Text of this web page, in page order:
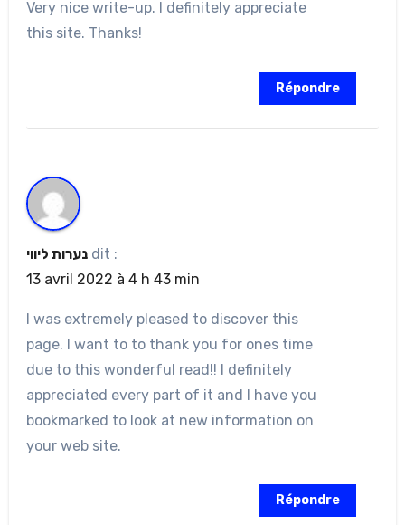
Very nice write-up. I definitely appreciate
this site. Thanks!
Répondre
נערות ליווי dit :
13 avril 2022 à 4 h 43 min
I was extremely pleased to discover this
page. I want to to thank you for ones time
due to this wonderful read!! I definitely
appreciated every part of it and I have you
bookmarked to look at new information on
your web site.
Répondre